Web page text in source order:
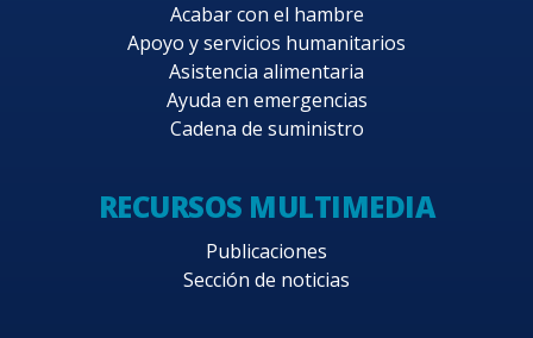
Acabar con el hambre
Apoyo y servicios humanitarios
Asistencia alimentaria
Ayuda en emergencias
Cadena de suministro
RECURSOS MULTIMEDIA
Publicaciones
Sección de noticias